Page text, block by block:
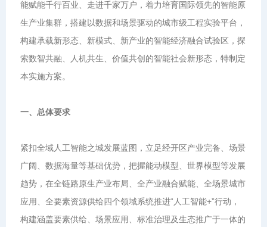
能赋能千行百业、走进千家万户，着力培育国际领先的智能原
生产业集群，搭建以数据和场景驱动的城市级工程实验平台，
构建承载新形态、新模式、新产业的智能经济融合试验区，探
索数智共融、人机共生、价值共创的智能社会新形态，特制定
本实施方案。
一、总体要求
紧扣全域人工智能之城发展蓝图，立足经开区产业完备、场景
广阔、数据海量等基础优势，把握能动模型、世界模型等发展
趋势，在全链路原生产业布局、全产业融合赋能、全场景城市
应用、全要素资源供给四个领域系统推进“人工智能+”行动，
构建涵盖要素供给、场景应用、标准治理及生态推广于一体的